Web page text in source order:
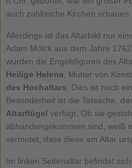
auch zahlreiche Kirchen
Allerdings ist das Altarbild nur
Adam Mölck aus dem Jahre
wurden die Engelsfiguren des
Heilige Helena , Mutter von
des Hochaltars . Dies ist noch
Besonderheit ist die Tatsache,
Altarflügel verfügt. Ob sie
abhandengekommen sind, weiß
vermutet, dass diese am Altar
Im linken Seitenaltar befindet